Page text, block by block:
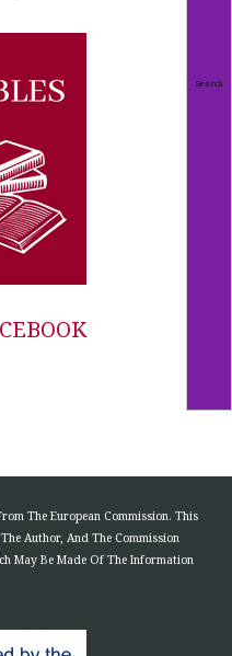
The European Commission. This
Author, And The Commission
May Be Made Of The Information